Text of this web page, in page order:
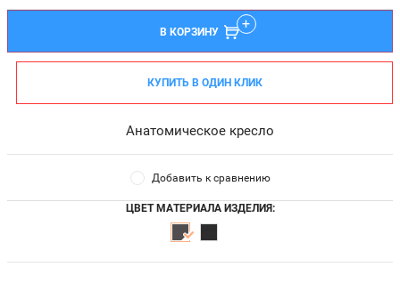
В КОРЗИНУ
КУПИТЬ В ОДИН КЛИК
Анатомическое кресло
Добавить к сравнению
ЦВЕТ МАТЕРИАЛА ИЗДЕЛИЯ: